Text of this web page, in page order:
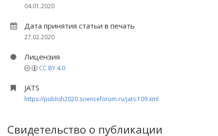
04.01.2020
Дата принятия статьи в печать
27.02.2020
Лицензия
CC BY 4.0
JATS
https://publish2020.scienceforum.ru/jats.109.xml
Свидетельство о публикации